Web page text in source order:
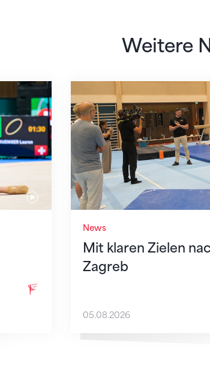
Weitere
News
Mit klaren Zielen
Zagreb
Mit klaren Zielen nach
05.08.2026